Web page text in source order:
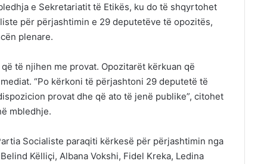
e Sekretariatit të Etikës, ku do të shqyrtohet
për përjashtimin e 29 deputetëve të opozitës,
plenare.
të njihen me provat. Opozitarët kërkuan që
“Po kërkoni të përjashtoni 29 deputetë të
provat dhe që ato të jenë publike”, citohet
mbledhje.
Socialiste paraqiti kërkesë për përjashtimin nga
Këlliçi, Albana Vokshi, Fidel Kreka, Ledina